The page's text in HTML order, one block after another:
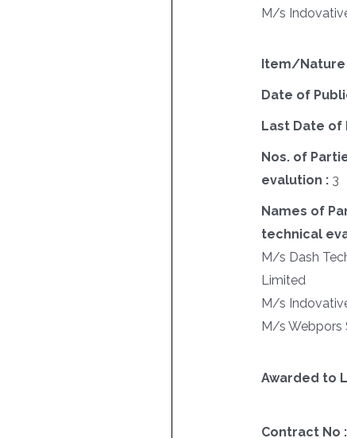
M/s
Item/
Date of
Last Date of
Nos. of
evalution : 3
Names of
technical
M/s Dash
Limited
M/s
M/s Webpors
Awarded to
Contract No :